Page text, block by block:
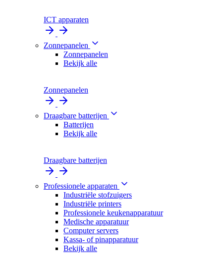
ICT apparaten
Zonnepanelen
Zonnepanelen
Bekijk alle
Zonnepanelen
Draagbare batterijen
Batterijen
Bekijk alle
Draagbare batterijen
Professionele apparaten
Industriële stofzuigers
Industriële printers
Professionele keukenapparatuur
Medische apparatuur
Computer servers
Kassa- of pinapparatuur
Bekijk alle